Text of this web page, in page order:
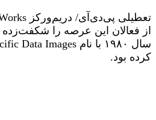
از فعالان این عرصه را شکفت‌زده
کرده بود.